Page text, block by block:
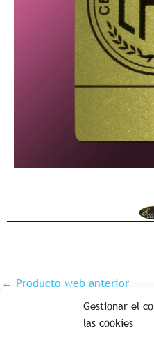
Gestionar el
las cookies
← Producto web anterior